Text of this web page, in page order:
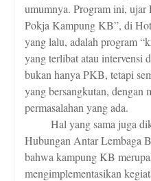
umumnya. Program ini, ujar
Pokja Kampung KB”, di
yang lalu, adalah program
yang terlibat atau intervensi
bukan hanya PKB, tetapi
yang bersangkutan, dengan
permasalahan yang ada.
Hal yang sama juga
Hubungan Antar Lembaga
bahwa kampung KB
mengimplementasikan